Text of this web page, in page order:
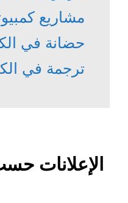
مشاريع
حضانة في
ترجمة في
الإعلانات